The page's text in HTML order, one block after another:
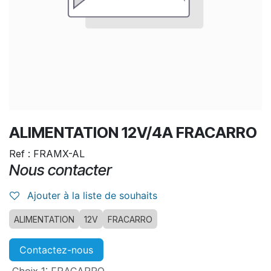
ALIMENTATION 12V/4A FRACARRO
Ref : FRAMX-AL
Nous contacter
Ajouter à la liste de souhaits
ALIMENTATION 12V FRACARRO
Contactez-nous